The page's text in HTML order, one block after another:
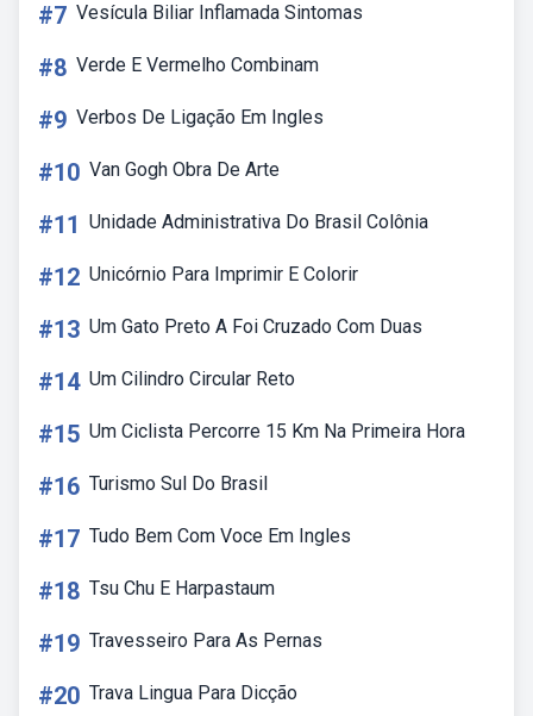
#7 Vesícula Biliar Inflamada Sintomas
#8 Verde E Vermelho Combinam
#9 Verbos De Ligação Em Ingles
#10 Van Gogh Obra De Arte
#11 Unidade Administrativa Do Brasil Colônia
#12 Unicórnio Para Imprimir E Colorir
#13 Um Gato Preto A Foi Cruzado Com Duas
#14 Um Cilindro Circular Reto
#15 Um Ciclista Percorre 15 Km Na Primeira Hora
#16 Turismo Sul Do Brasil
#17 Tudo Bem Com Voce Em Ingles
#18 Tsu Chu E Harpastaum
#19 Travesseiro Para As Pernas
#20 Trava Lingua Para Dicção